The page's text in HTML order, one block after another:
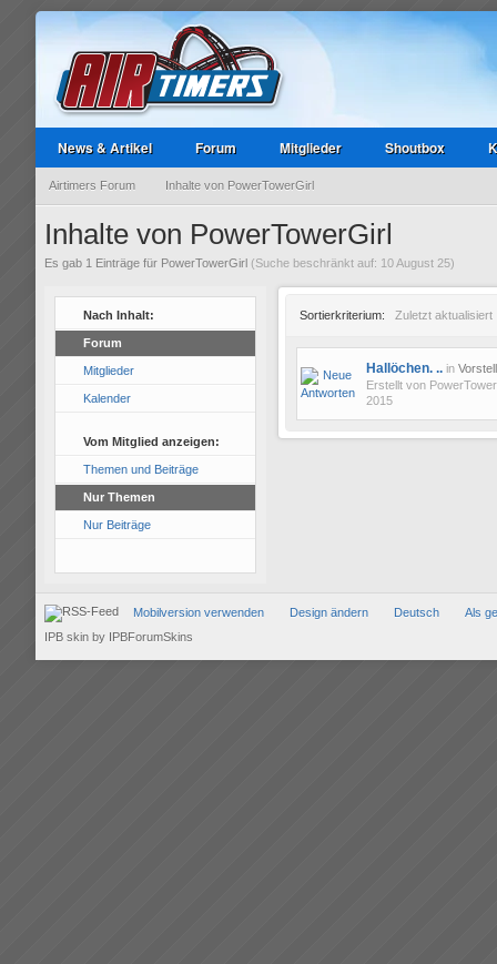
News & Artikel Forum Mitglieder Shoutbox
Airtimers Forum Inhalte von PowerTowerGirl
Inhalte von PowerTowerGirl
Es gab 1 Einträge für PowerTowerGirl (Suche beschränkt auf: 10 August 25)
Nach Inhalt:
Forum
Mitglieder
Kalender
Vom Mitglied anzeigen:
Themen und Beiträge
Nur Themen
Nur Beiträge
Sortierkriterium: Zuletzt aktualisiert
Hallöchen. .. in
Erstellt von
2015
Mobilversion verwenden Design ändern Deutsch
Als
IPB skin by IPBForumSkins